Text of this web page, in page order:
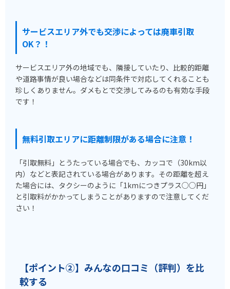
サービスエリア外でも交渉によっては廃車引取
OK？！
サービスエリア外の地域でも、隣接していたり、比較的距離
や道路事情が良い場合などは同条件で対応してくれることも
珍しくありません。ダメもとで交渉してみるのも有効な手段
です！
無料引取エリアに距離制限がある場合に注意！
「引取無料」とうたっている場合でも、カッコで（30km以
内）などと表記されている場合があります。その距離を超え
た場合には、タクシーのように「1kmにつきプラス○○円」
と引取料がかかってしまうことがありますので注意してくだ
さい！
【ポイント②】みんなの口コミ（評判）を比
較する